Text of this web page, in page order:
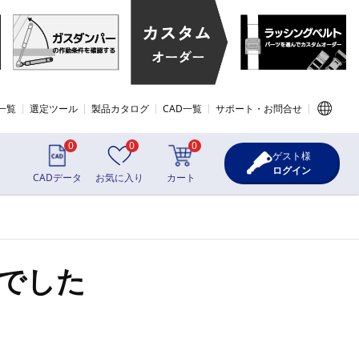
覧 選定ツール 製品カタログ CAD一覧 サポート・お問合せ
0
CADデータ
0
お気に入り
0
カート
ゲスト様
ログイン
した